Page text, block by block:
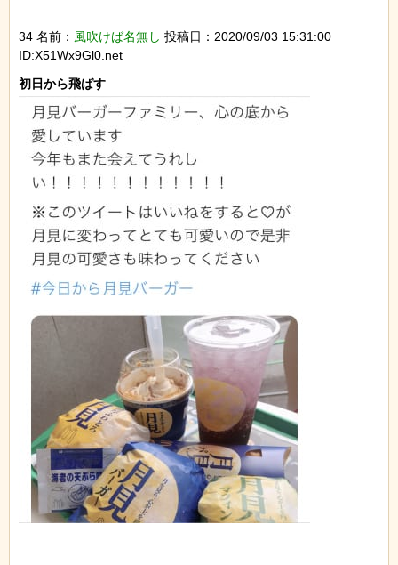
34 名前： 風吹けば名無し 投稿日：2020/09/03 15:31:00
ID:X51Wx9Gl0.net